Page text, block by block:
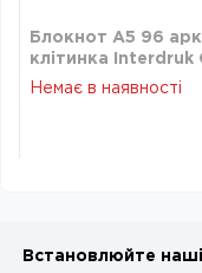
Блокнот А5 96
клітинка Interdruk
Color 27065
Немає в наявності
Встановлюйте